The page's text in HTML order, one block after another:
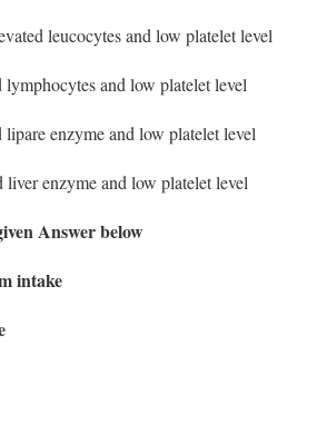
leucocytes and low platelet level
and low platelet level
enzyme and low platelet level
enzyme and low platelet level
Answer below
intake